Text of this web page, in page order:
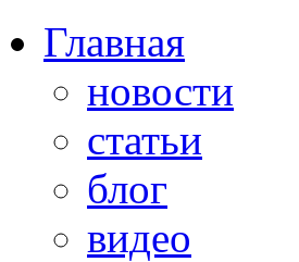
Главная
новости
статьи
блог
видео